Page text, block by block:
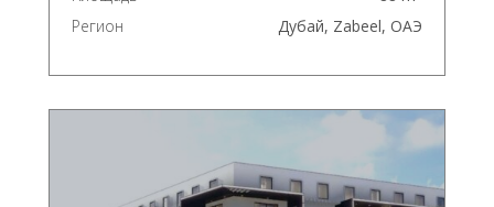
Регион Дубай, Zabeel, ОАЭ